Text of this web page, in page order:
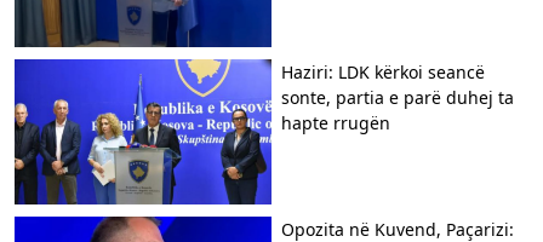
Haziri: LDK kërkoi seancë
sonte, partia e parë duhej ta
hapte rrugën
Opozita në Kuvend, Paçarizi: